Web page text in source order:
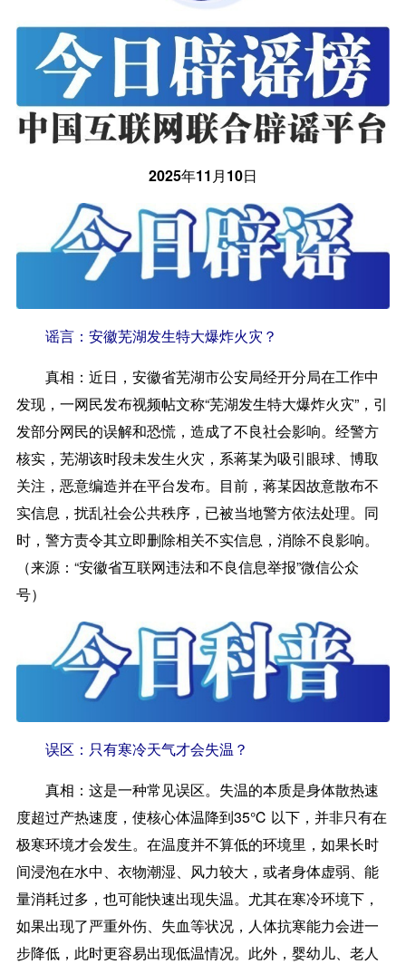
2025年11月10日
谣言：安徽芜湖发生特大爆炸火灾？
真相： 近日，安徽省芜湖市公安局经开分局在工作中
发现，一网民发布视频帖文称“芜湖发生特大爆炸火灾”，引
发部分网民的误解和恐慌，造成了不良社会影响。经警方
核实，芜湖该时段未发生火灾，系蒋某为吸引眼球、博取
关注，恶意编造并在平台发布。目前，蒋某因故意散布不
实信息，扰乱社会公共秩序，已被当地警方依法处理。同
时，警方责令其立即删除相关不实信息，消除不良影响。
（来源：“安徽省互联网违法和不良信息举报”微信公众
号）
误区：只有寒冷天气才会失温？
真相： 这是一种常见误区。失温的本质是身体散热速
度超过产热速度，使核心体温降到35℃ 以下，并非只有在
极寒环境才会发生。在温度并不算低的环境里，如果长时
间浸泡在水中、衣物潮湿、风力较大，或者身体虚弱、能
量消耗过多，也可能快速出现失温。尤其在寒冷环境下，
如果出现了严重外伤、失血等状况，人体抗寒能力会进一
步降低，此时更容易出现低温情况。此外，婴幼儿、老人